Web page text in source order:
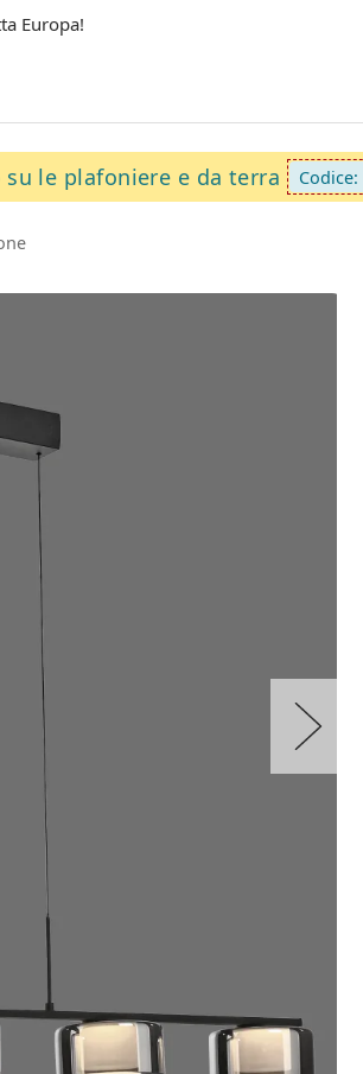
Europa!
su le plafoniere e da terra Codice: